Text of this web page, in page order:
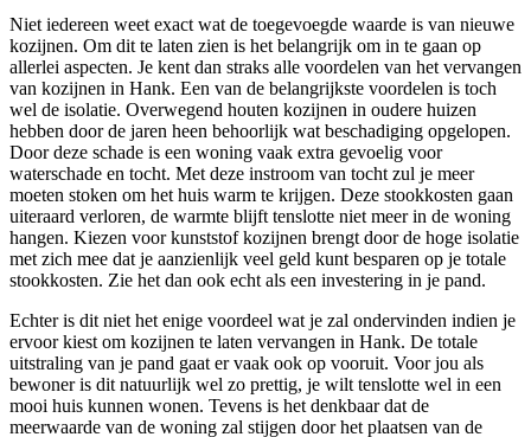
Niet iedereen weet exact wat de toegevoegde waarde is van nieuwe
kozijnen. Om dit te laten zien is het belangrijk om in te gaan op
allerlei aspecten. Je kent dan straks alle voordelen van het vervangen
van kozijnen in Hank. Een van de belangrijkste voordelen is toch
wel de isolatie. Overwegend houten kozijnen in oudere huizen
hebben door de jaren heen behoorlijk wat beschadiging opgelopen.
Door deze schade is een woning vaak extra gevoelig voor
waterschade en tocht. Met deze instroom van tocht zul je meer
moeten stoken om het huis warm te krijgen. Deze stookkosten gaan
uiteraard verloren, de warmte blijft tenslotte niet meer in de woning
hangen. Kiezen voor kunststof kozijnen brengt door de hoge isolatie
met zich mee dat je aanzienlijk veel geld kunt besparen op je totale
stookkosten. Zie het dan ook echt als een investering in je pand.
Echter is dit niet het enige voordeel wat je zal ondervinden indien je
ervoor kiest om kozijnen te laten vervangen in Hank. De totale
uitstraling van je pand gaat er vaak ook op vooruit. Voor jou als
bewoner is dit natuurlijk wel zo prettig, je wilt tenslotte wel in een
mooi huis kunnen wonen. Tevens is het denkbaar dat de
meerwaarde van de woning zal stijgen door het plaatsen van de